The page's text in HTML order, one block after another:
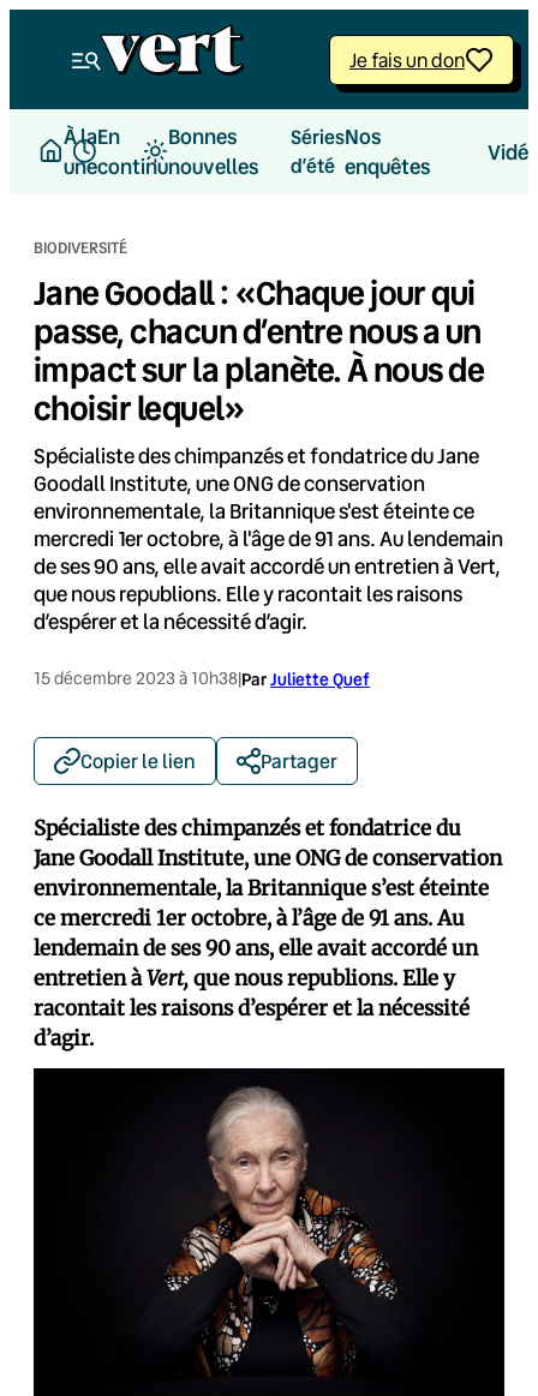
Je fais un don
À la
une
En
continu
Bonnes
nouvelles
Séries
d’été
Nos
enquêtes
BIODIVERSITÉ
Jane Goodall : «Chaque jour qui
passe, chacun d’entre nous a un
impact sur la planète. À nous de
choisir lequel»
Spécialiste des chimpanzés et fondatrice du Jane
Goodall Institute, une ONG de conservation
environnementale, la Britannique s'est éteinte ce
mercredi 1er octobre, à l'âge de 91 ans. Au lendemain
de ses 90 ans, elle avait accordé un entretien à Vert,
que nous republions. Elle y racontait les raisons
d’espérer et la nécessité d’agir.
15 décembre 2023 à 10h38|ParJuliette Quef
Copier le lien Partager
Spécialiste des chimpanzés et fondatrice du
Jane Goodall Institute, une ONG de conservation
environnementale, la Britannique s’est éteinte
ce mercredi 1er octobre, à l’âge de 91 ans. Au
lendemain de ses 90 ans, elle avait accordé un
entretien àVert,que nous republions. Elle y
racontait les raisons d’espérer et la nécessité
d’agir.